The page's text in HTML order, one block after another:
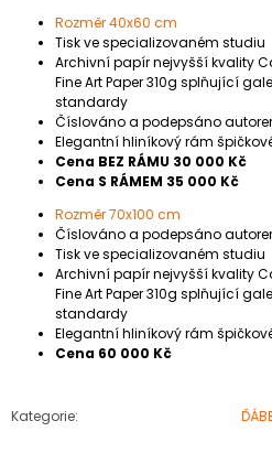
Rozměr 40x60 cm
Tisk ve specializovaném studiu
Archivní papír nejvyšší kvality
Fine Art Paper 310g splňující
standardy
Číslováno a podepsáno
Elegantní hliníkový rám
Cena BEZ RÁMU 30 000 Kč
Cena S RÁMEM 35 000 Kč
Rozměr 70x100 cm
Číslováno a podepsáno
Tisk ve specializovaném studiu
Archivní papír nejvyšší kvality
Fine Art Paper 310g splňující
standardy
Elegantní hliníkový rám
Cena 60 000 Kč
Kategorie: